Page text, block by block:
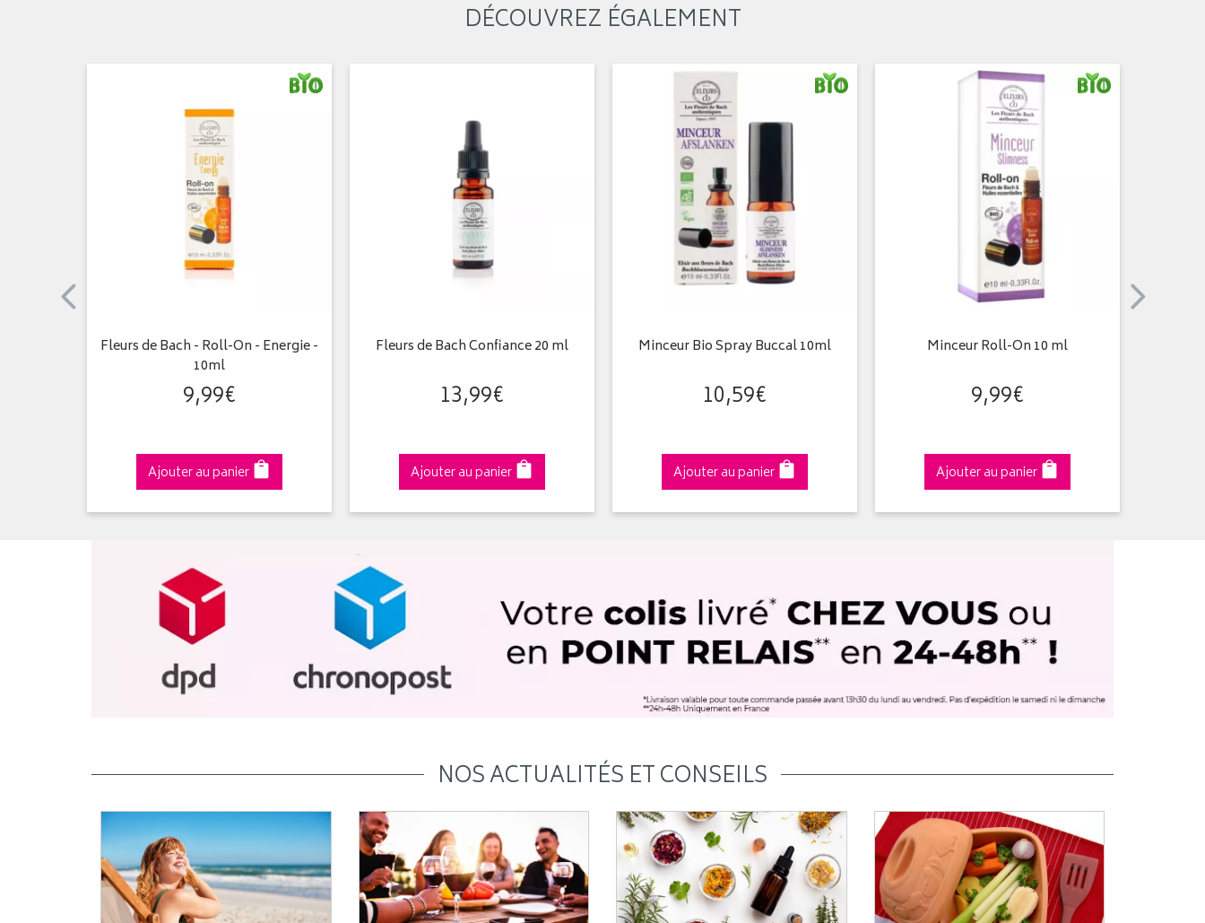
DÉCOUVREZ ÉGALEMENT
Fleurs de Bach - Roll-On - Energie -
10ml
9,99€
Ajouter au panier
Fleurs de Bach Confiance 20 ml
13,99€
Ajouter au panier
Minceur Bio Spray Buccal 10ml
10,59€
Ajouter au panier
Minceur Roll-On 10 ml
9,99€
Ajouter au panier
NOS ACTUALITÉS ET CONSEILS